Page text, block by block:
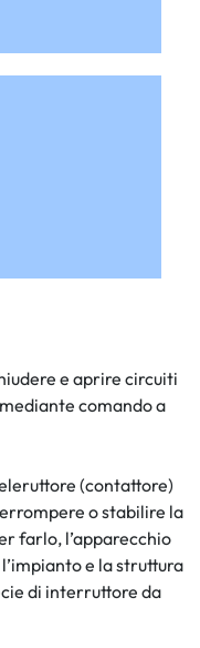
e aprire circuiti
comando a
(contattore)
o stabilire la
farlo, l’apparecchio
e la struttura
di interruttore da